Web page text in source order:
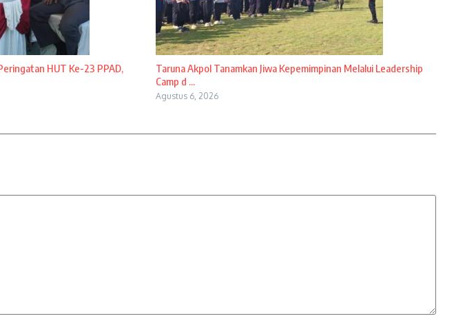
HUT Ke-23 PPAD,
Taruna Akpol Tanamkan Jiwa Kepemimpinan Melalui Leadership
Camp d ...
Agustus 6, 2026